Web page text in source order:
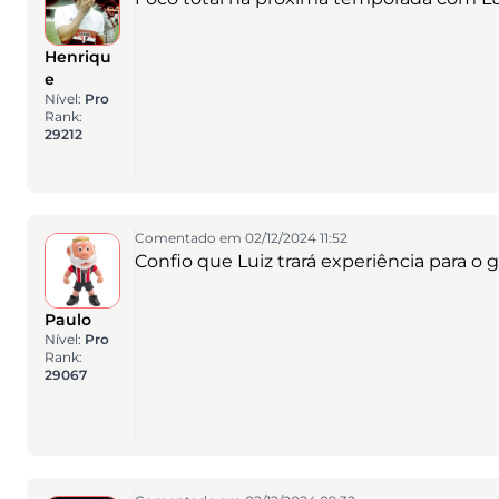
Henriqu
e
Nível: Pro
Rank:
29212
Paulo
Nível: Pro
Rank:
29067
Comentado em 02/12/2024 11:52
Confio que Luiz trará experiência para o